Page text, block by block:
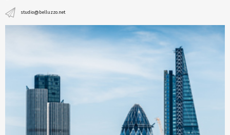
studio@belluzzo.net